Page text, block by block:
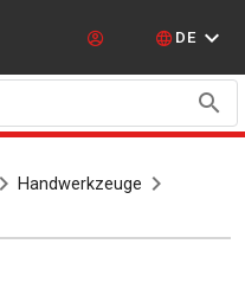
DE
Handwerkzeuge